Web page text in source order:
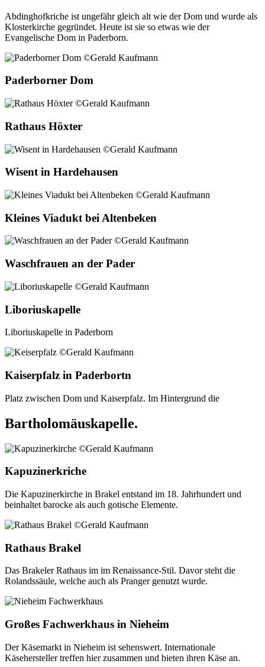
Abdinghofkriche ist ungefähr gleich alt wie der Dom und wurde als
Klosterkirche gegründet. Heute ist sie so etwas wie der
Evangelische Dom in Paderborn.
Paderborner Dom
Rathaus Höxter
Wisent in Hardehausen
Kleines Viadukt bei Altenbeken
Waschfrauen an der Pader
Liboriuskapelle
Liboriuskapelle in Paderborn
Kaiserpfalz in Paderbortn
Platz zwischen Dom und Kaiserpfalz. Im Hintergrund die
Bartholomäuskapelle.
Kapuzinerkriche
Die Kapuzinerkirche in Brakel entstand im 18. Jahrhundert und
beinhaltet barocke als auch gotische Elemente.
Rathaus Brakel
Das Brakeler Rathaus im im Renaissance-Stil. Davor steht die
Rolandssäule, welche auch als Pranger genutzt wurde.
Großes Fachwerkhaus in Nieheim
Der Käsemarkt in Nieheim ist sehenswert. Internationale
Käsehersteller treffen hier zusammen und bieten ihren Käse an.